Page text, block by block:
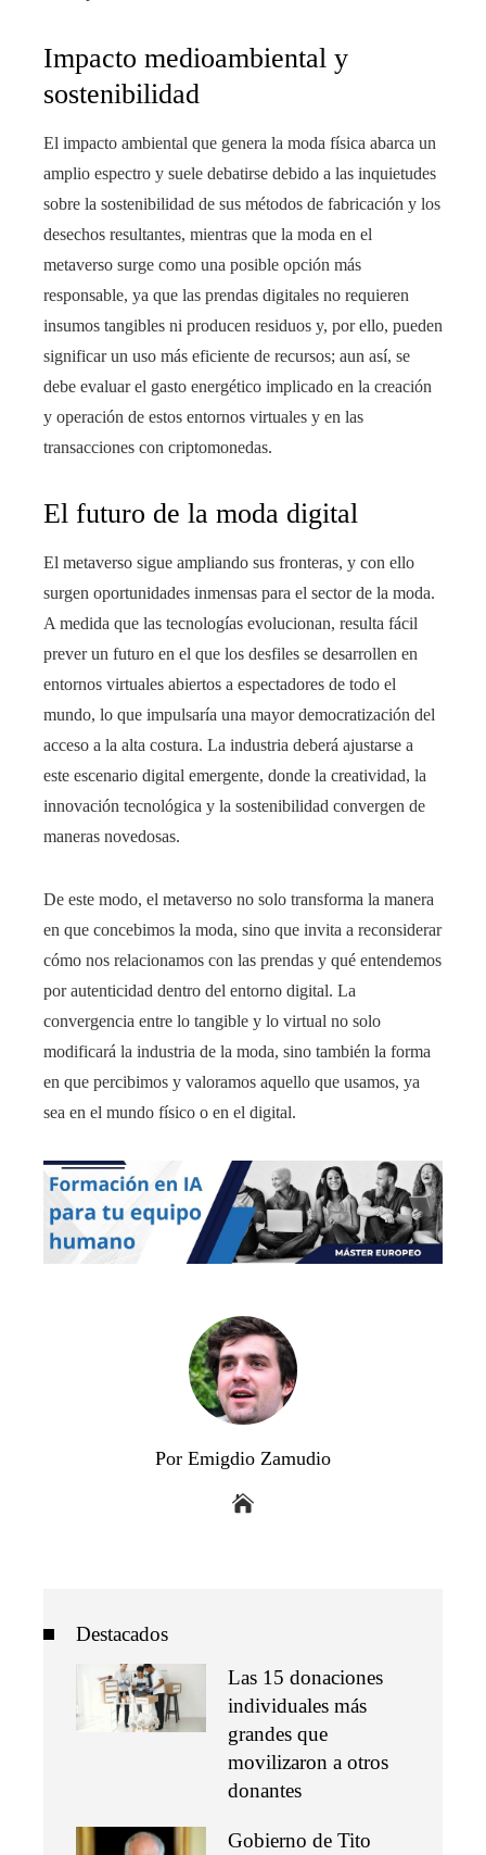
Impacto medioambiental y
sostenibilidad
El impacto ambiental que genera la moda física abarca un
amplio espectro y suele debatirse debido a las inquietudes
sobre la sostenibilidad de sus métodos de fabricación y los
desechos resultantes, mientras que la moda en el
metaverso surge como una posible opción más
responsable, ya que las prendas digitales no requieren
insumos tangibles ni producen residuos y, por ello, pueden
significar un uso más eficiente de recursos; aun así, se
debe evaluar el gasto energético implicado en la creación
y operación de estos entornos virtuales y en las
transacciones con criptomonedas.
El futuro de la moda digital
El metaverso sigue ampliando sus fronteras, y con ello
surgen oportunidades inmensas para el sector de la moda.
A medida que las tecnologías evolucionan, resulta fácil
prever un futuro en el que los desfiles se desarrollen en
entornos virtuales abiertos a espectadores de todo el
mundo, lo que impulsaría una mayor democratización del
acceso a la alta costura. La industria deberá ajustarse a
este escenario digital emergente, donde la creatividad, la
innovación tecnológica y la sostenibilidad convergen de
maneras novedosas.
De este modo, el metaverso no solo transforma la manera
en que concebimos la moda, sino que invita a reconsiderar
cómo nos relacionamos con las prendas y qué entendemos
por autenticidad dentro del entorno digital. La
convergencia entre lo tangible y lo virtual no solo
modificará la industria de la moda, sino también la forma
en que percibimos y valoramos aquello que usamos, ya
sea en el mundo físico o en el digital.
Por Emigdio Zamudio
Destacados
Las 15 donaciones
individuales más
grandes que
movilizaron a otros
donantes
Gobierno de Tito